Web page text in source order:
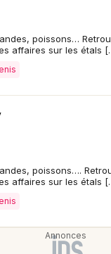
poissons…
affaires sur les étals
poissons….
affaires sur les étals